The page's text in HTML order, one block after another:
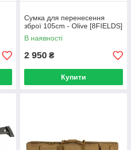
Сумка для перенесення
зброї 105cm - Olive [8FIELDS]
В наявності
2 950 ₴
Купити